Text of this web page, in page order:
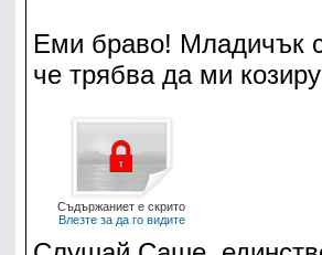
Еми браво! Младичък
че трябва да ми
Съдържаниет е скрито
Влезте за да го видите